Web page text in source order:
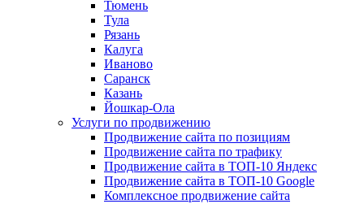
Тюмень
Тула
Рязань
Калуга
Иваново
Саранск
Казань
Йошкар-Ола
Услуги по продвижению
Продвижение сайта по позициям
Продвижение сайта по трафику
Продвижение сайта в ТОП-10 Яндекс
Продвижение сайта в ТОП-10 Google
Комплексное продвижение сайта